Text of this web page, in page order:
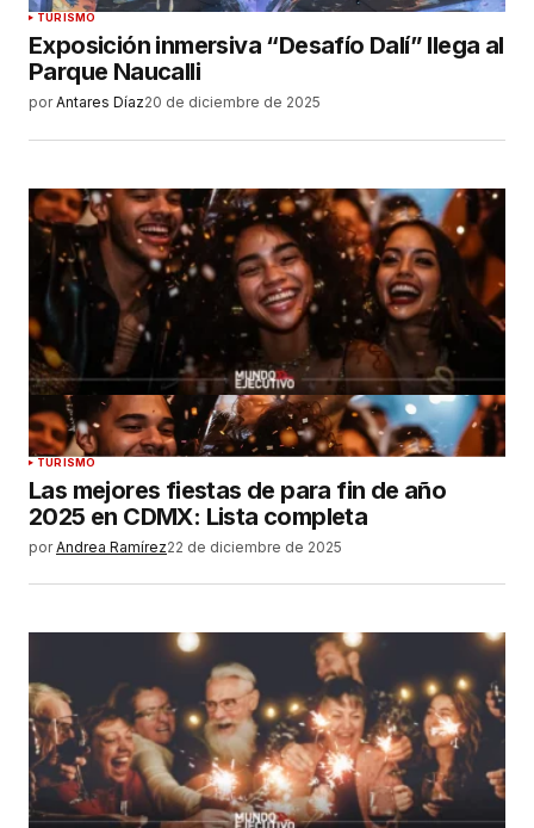
TURISMO
Exposición inmersiva “Desafío Dalí” llega al
Parque Naucalli
por Antares Díaz20 de diciembre de 2025
TURISMO
Las mejores fiestas de para fin de año
2025 en CDMX: Lista completa
por Andrea Ramírez22 de diciembre de 2025